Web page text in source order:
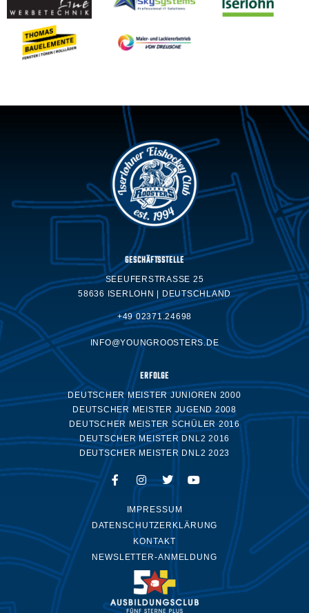
GESCHÄFTSSTELLE
SEEUFERSTRASSE 25
58636 ISERLOHN | DEUTSCHLAND
+49 02371.24698
INFO@YOUNGROOSTERS.DE
ERFOLGE
DEUTSCHER MEISTER JUNIOREN 2000
DEUTSCHER MEISTER JUGEND 2008
DEUTSCHER MEISTER SCHÜLER 2016
DEUTSCHER MEISTER DNL2 2016
DEUTSCHER MEISTER DNL2 2023
IMPRESSUM
DATENSCHUTZERKLÄRUNG
KONTAKT
NEWSLETTER-ANMELDUNG